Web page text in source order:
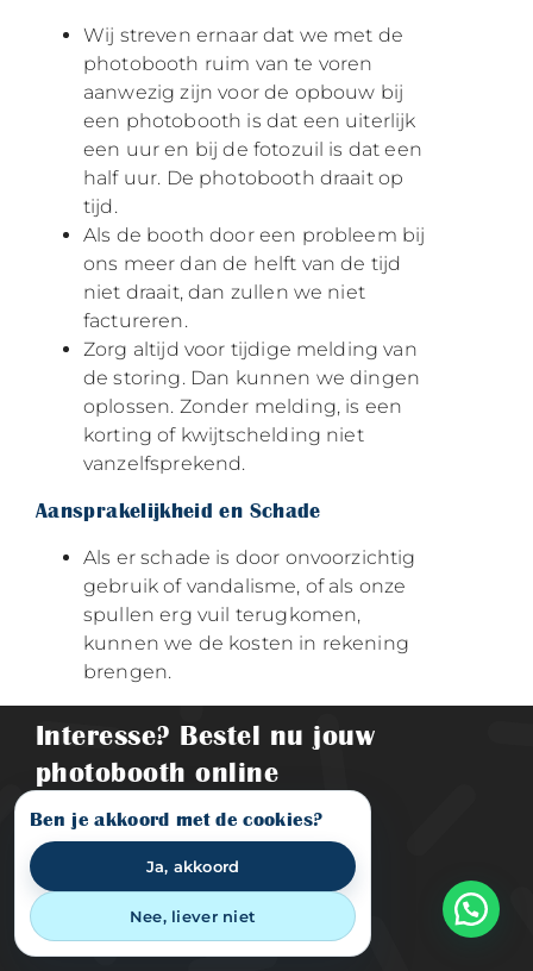
Wij streven ernaar dat we met de
photobooth ruim van te voren
aanwezig zijn voor de opbouw bij
een photobooth is dat een uiterlijk
een uur en bij de fotozuil is dat een
half uur. De photobooth draait op
tijd.
Als de booth door een probleem bij
ons meer dan de helft van de tijd
niet draait, dan zullen we niet
factureren.
Zorg altijd voor tijdige melding van
de storing. Dan kunnen we dingen
oplossen. Zonder melding, is een
korting of kwijtschelding niet
vanzelfsprekend.
Aansprakelijkheid en Schade
Als er schade is door onvoorzichtig
gebruik of vandalisme, of als onze
spullen erg vuil terugkomen,
kunnen we de kosten in rekening
brengen.
Interesse? Bestel nu jouw
photobooth online
VRAAG DIRECT OFFERTE
Onze Photobooths
Ben je akkoord met de cookies?
Ja, akkoord
Nee, liever niet